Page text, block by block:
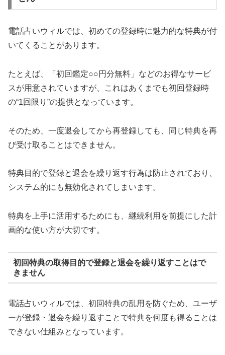
電話占いウィルでは、初めての登録時に魅力的な特典が付
いてくることがあります。
たとえば、「初回鑑定○○円分無料」などのお得なサービ
スが用意されていますが、これはあくまでも初回登録時
の“1回限り”の提供となっています。
そのため、一度退会してから再登録しても、同じ特典を再
び受け取ることはできません。
特典目的で登録と退会を繰り返す行為は防止されており、
システム的にも無効化されてしまいます。
特典を上手に活用するためにも、継続利用を前提にした計
画的な使い方が大切です。
初回特典の取得目的で登録と退会を繰り返すことはで
きません
電話占いウィルでは、初回特典の乱用を防ぐため、ユーザ
ーが登録・退会を繰り返すことで特典を何度も得ることは
できない仕組みとなっています。